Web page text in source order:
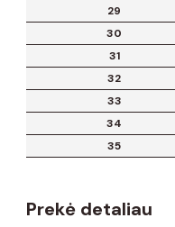
29
30
31
32
33
34
35
Prekė detaliau